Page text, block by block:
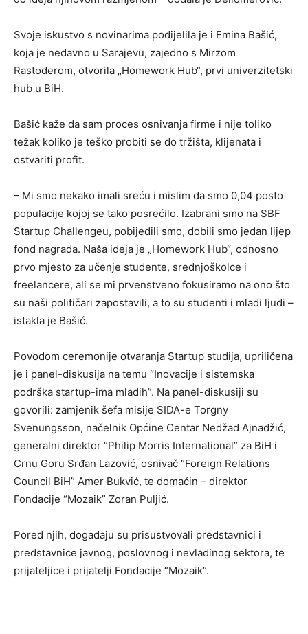
Svoje iskustvo s novinarima podijelila je i Emina Bašić,
koja je nedavno u Sarajevu, zajedno s Mirzom
Rastoderom, otvorila „Homework Hub“, prvi univerzitetski
hub u BiH.
Bašić kaže da sam proces osnivanja firme i nije toliko
težak koliko je teško probiti se do tržišta, klijenata i
ostvariti profit.
– Mi smo nekako imali sreću i mislim da smo 0,04 posto
populacije kojoj se tako posrećilo. Izabrani smo na SBF
Startup Challengeu, pobijedili smo, dobili smo jedan lijep
fond nagrada. Naša ideja je „Homework Hub“, odnosno
prvo mjesto za učenje studente, srednjoškolce i
freelancere, ali se mi prvenstveno fokusiramo na ono što
su naši političari zapostavili, a to su studenti i mladi ljudi –
istakla je Bašić.
Povodom ceremonije otvaranja Startup studija, upriličena
je i panel-diskusija na temu “Inovacije i sistemska
podrška startup-ima mladih”. Na panel-diskusiji su
govorili: zamjenik šefa misije SIDA-e Torgny
Svenungsson, načelnik Općine Centar Nedžad Ajnadžić,
generalni direktor “Philip Morris International” za BiH i
Crnu Goru Srđan Lazović, osnivač “Foreign Relations
Council BiH” Amer Bukvić, te domaćin – direktor
Fondacije “Mozaik” Zoran Puljić.
Pored njih, događaju su prisustvovali predstavnici i
predstavnice javnog, poslovnog i nevladinog sektora, te
prijateljice i prijatelji Fondacije “Mozaik”.